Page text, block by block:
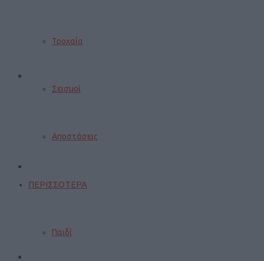
Τροχαία
Σεισμοί
Αποστάσεις
ΠΕΡΙΣΣΟΤΕΡΑ
Παιδί